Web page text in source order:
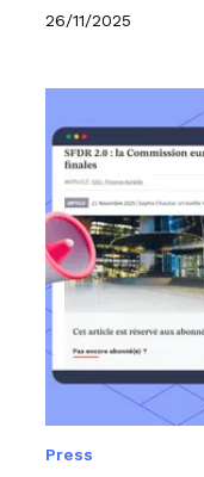
26/11/2025
Press